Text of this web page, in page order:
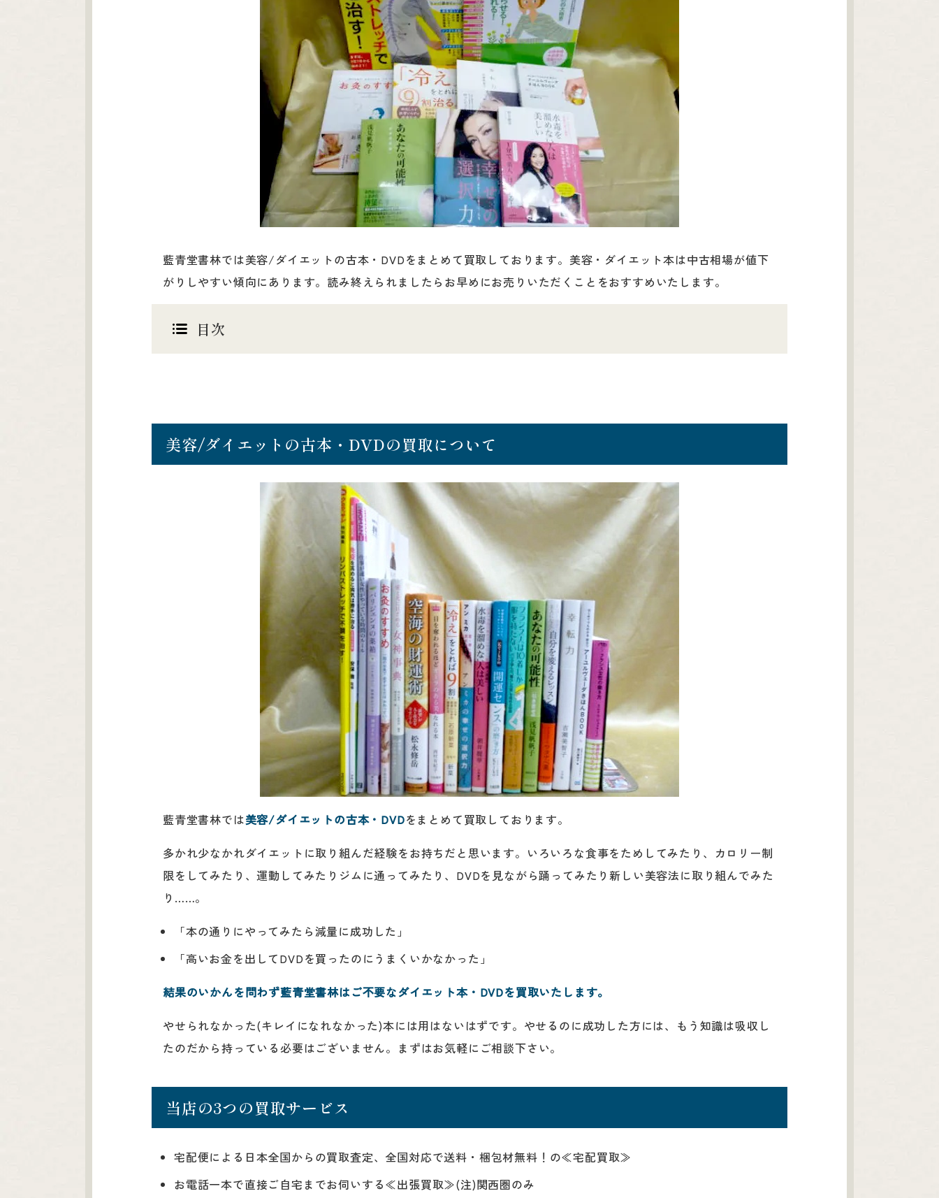
藍青堂書林では美容/ダイエットの古本・DVDをまとめて買取しております。美容・ダイエット本は中古相場が値下
がりしやすい傾向にあります。読み終えられましたらお早めにお売りいただくことをおすすめいたします。
目次
美容/ダイエットの古本・DVDの買取について
藍青堂書林では美容/ダイエットの古本・DVDをまとめて買取しております。
多かれ少なかれダイエットに取り組んだ経験をお持ちだと思います。いろいろな食事をためしてみたり、カロリー制
限をしてみたり、運動してみたりジムに通ってみたり、DVDを見ながら踊ってみたり新しい美容法に取り組んでみた
り……。
「本の通りにやってみたら減量に成功した」
「高いお金を出してDVDを買ったのにうまくいかなかった」
結果のいかんを問わず藍青堂書林はご不要なダイエット本・DVDを買取いたします。
やせられなかった(キレイになれなかった)本には用はないはずです。やせるのに成功した方には、もう知識は吸収し
たのだから持っている必要はございません。まずはお気軽にご相談下さい。
当店の3つの買取サービス
宅配便による日本全国からの買取査定、全国対応で送料・梱包材無料！の≪宅配買取≫
お電話一本で直接ご自宅までお伺いする≪出張買取≫(注)関西圏のみ